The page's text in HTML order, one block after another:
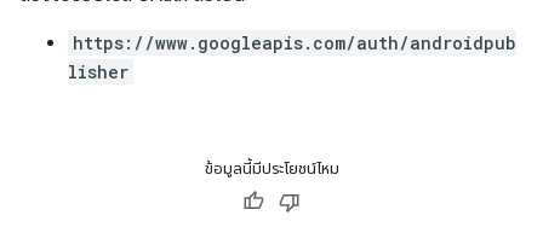
https://www.googleapis.com/auth/androidpub
lisher
ข้อมูลนี้มีประโยชน์ไหม